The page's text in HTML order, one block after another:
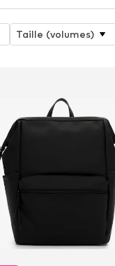
Taille (volumes)